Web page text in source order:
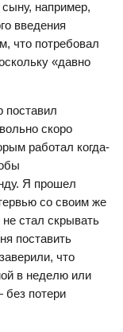
например,
введения
что потребовал
«давно
поставил
скоро
работал когда-
Я прошел
со своим же
стал скрывать
поставить
что
в неделю или
потери